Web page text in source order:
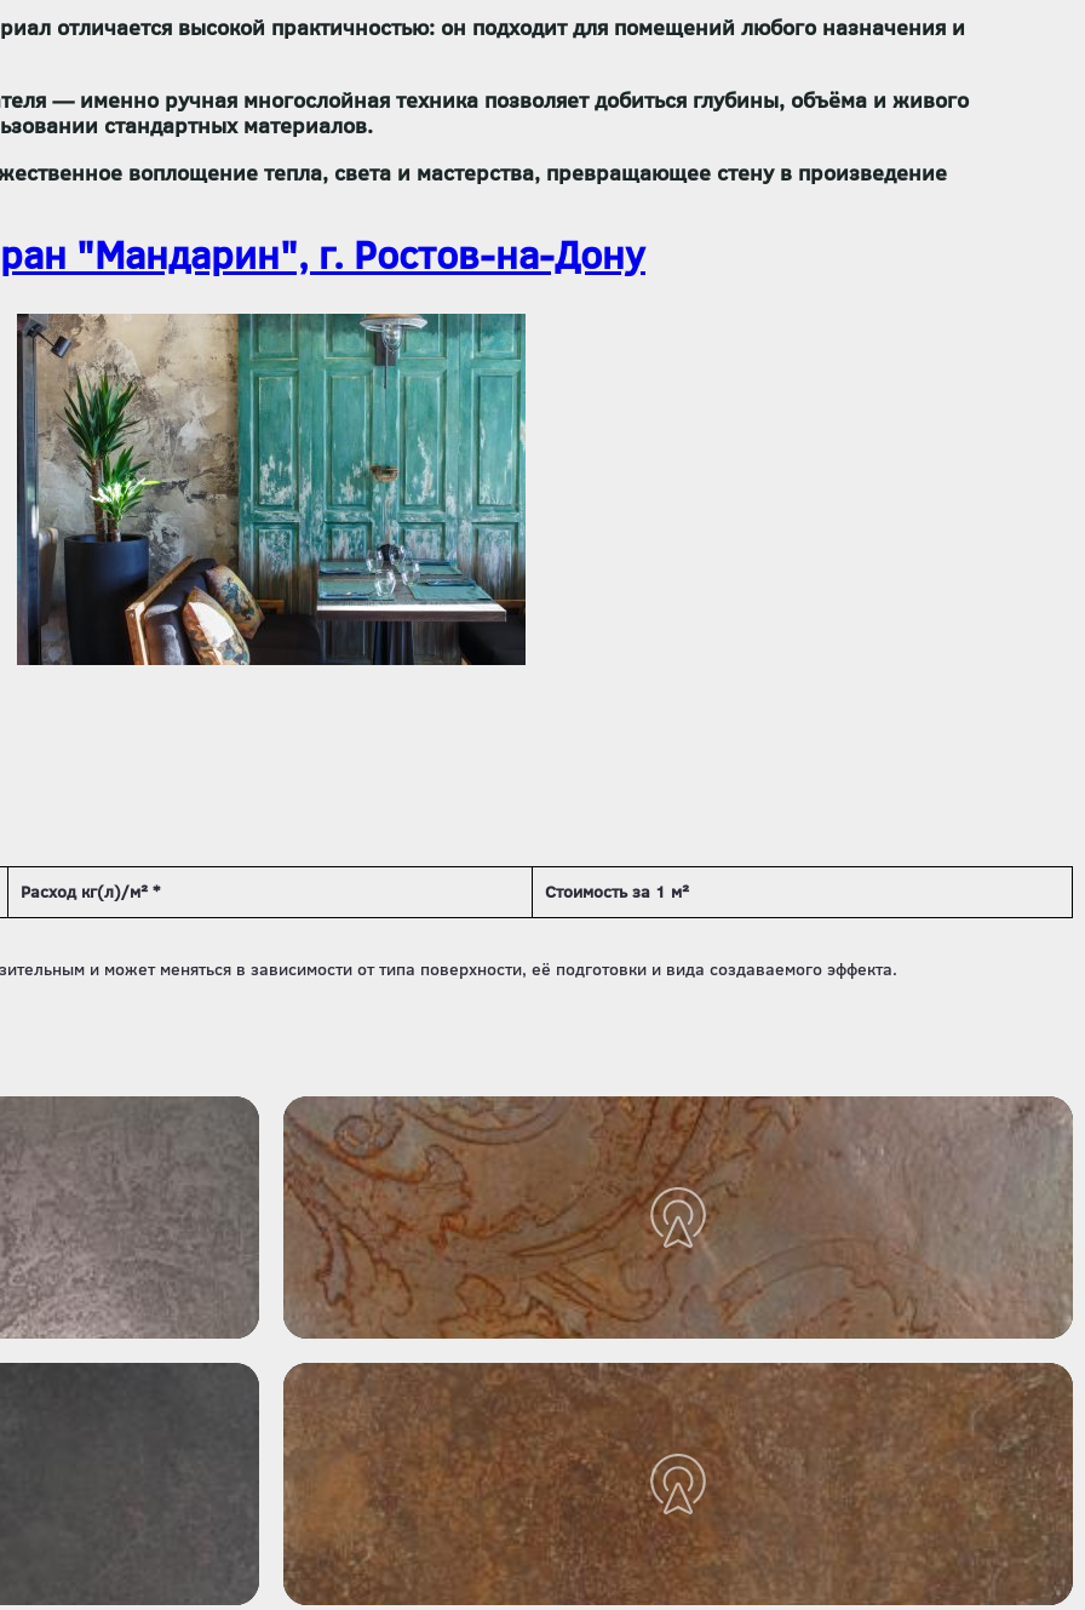
отличается высокой практичностью: он подходит для помещений любого назначения и
— именно ручная многослойная техника позволяет добиться глубины, объёма и живого
стандартных материалов.
воплощение тепла, света и мастерства, превращающее стену в произведение
"Мандарин", г. Ростов-на-Дону
Расход кг(л)/м² * Стоимость за 1 м²